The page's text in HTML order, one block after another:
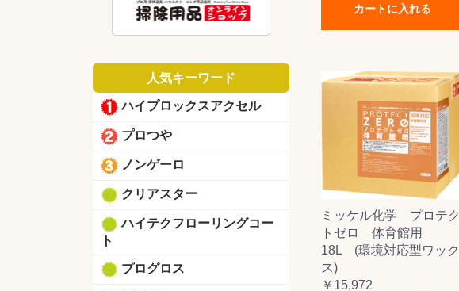
人気キーワード
ハイプロックスアクセル
プロつや
ノンゲーロ
クリアスター
ハイテクフローリングコー
ト
プログロス
カートに入れる
ミッケル化学 プロテク
トゼロ 体育館用
18L (環境対応型ワック
ス)
￥15,972